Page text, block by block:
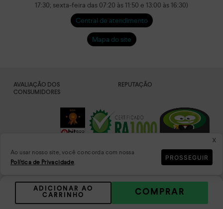
x
Ao usar nosso site, você concorda com nossa
Política de Privacidade.
PROSSEGUIR
ADICIONAR AO
CARRINHO
COMPRAR
17:30; sexta-feira das 07:20 às 11:50 e 13:00 às 16:30)
Central de atendimento
Mapa do site
AVALIAÇÃO DOS
CONSUMIDORES
REPUTAÇÃO
DADOS